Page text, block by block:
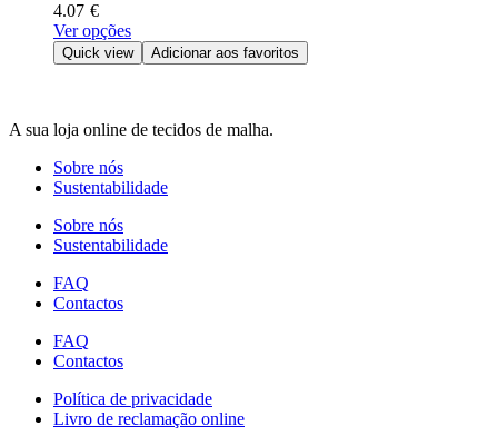
the
product
4.07 €
Ver opçõesThis
product
has
The
be
the
Quick view Adicionar aos favoritos
A sua loja online de tecidos de malha.
Sobre nós
Sustentabilidade
Sobre nós
Sustentabilidade
FAQ
Contactos
FAQ
Contactos
Política de privacidade
Livro de reclamação online